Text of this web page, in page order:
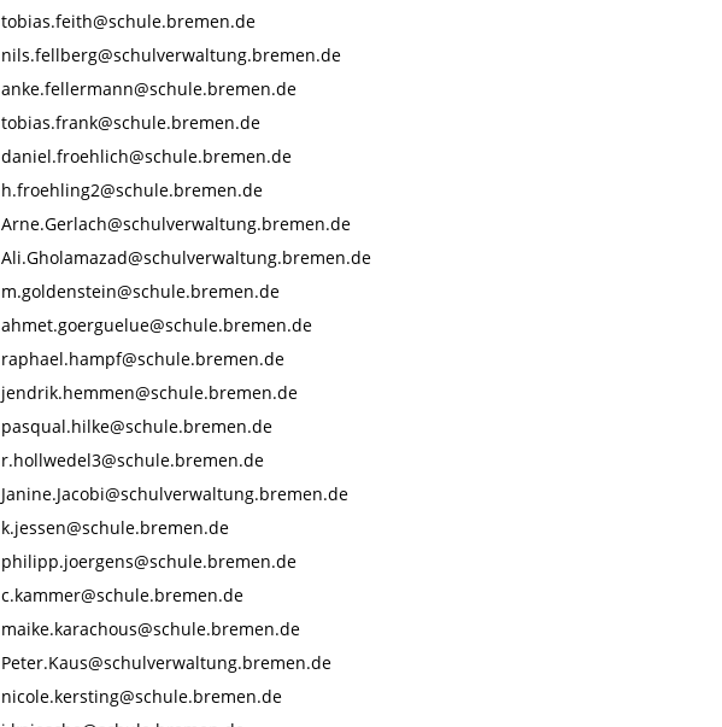
tobias.feith@schule.bremen.de
nils.fellberg@schulverwaltung.bremen.de
anke.fellermann@schule.bremen.de
tobias.frank@schule.bremen.de
daniel.froehlich@schule.bremen.de
h.froehling2@schule.bremen.de
Arne.Gerlach@schulverwaltung.bremen.de
Ali.Gholamazad@schulverwaltung.bremen.de
m.goldenstein@schule.bremen.de
ahmet.goerguelue@schule.bremen.de
raphael.hampf@schule.bremen.de
jendrik.hemmen@schule.bremen.de
pasqual.hilke@schule.bremen.de
r.hollwedel3@schule.bremen.de
Janine.Jacobi@schulverwaltung.bremen.de
k.jessen@schule.bremen.de
philipp.joergens@schule.bremen.de
c.kammer@schule.bremen.de
maike.karachous@schule.bremen.de
Peter.Kaus@schulverwaltung.bremen.de
nicole.kersting@schule.bremen.de